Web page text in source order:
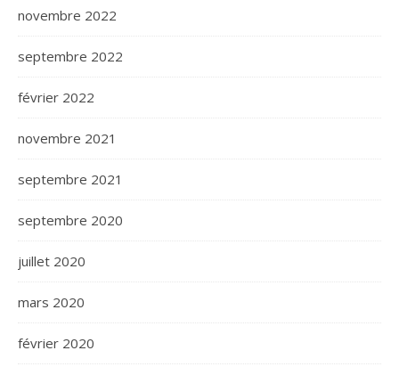
novembre 2022
septembre 2022
février 2022
novembre 2021
septembre 2021
septembre 2020
juillet 2020
mars 2020
février 2020